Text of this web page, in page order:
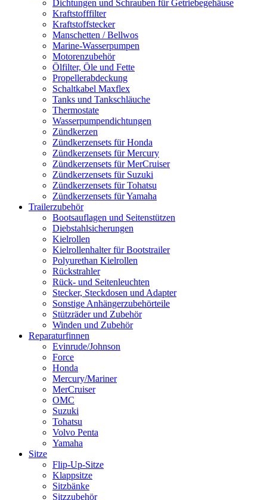
Dichtungen und Schrauben für Getriebegehäuse
Kraftstofffilter
Kraftstoffstecker
Manschetten / Bellwos
Marine-Wasserpumpen
Motorenzubehör
Ölfilter, Öle und Fette
Propellerabdeckung
Schaltkabel Maxflex
Tanks und Tankschläuche
Thermostate
Wasserpumpendichtungen
Zündkerzen
Zündkerzensets für Honda
Zündkerzensets für Mercury
Zündkerzensets für MerCruiser
Zündkerzensets für Suzuki
Zündkerzensets für Tohatsu
Zündkerzensets für Yamaha
Trailerzubehör
Bootsauflagen und Seitenstützen
Diebstahlsicherungen
Kielrollen
Kielrollenhalter für Bootstrailer
Polyurethan Kielrollen
Rückstrahler
Rück- und Seitenleuchten
Stecker, Steckdosen und Adapter
Sonstige Anhängerzubehörteile
Stützräder und Zubehör
Winden und Zubehör
Reparaturfinnen
Evinrude/Johnson
Force
Honda
Mercury/Mariner
MerCruiser
OMC
Suzuki
Tohatsu
Volvo Penta
Yamaha
Sitze
Flip-Up-Sitze
Klappsitze
Sitzbänke
Sitzzubehör